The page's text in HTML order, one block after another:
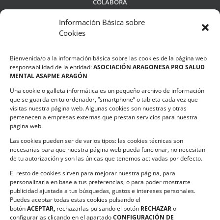
Información Básica sobre
Cookies
Bienvenida/o a la información básica sobre las cookies de la página web
responsabilidad de la entidad:ASOCIACIÓN ARAGONESA PRO SALUD
MENTAL ASAPME ARAGÓN
Una cookie o galleta informática es un pequeño archivo de información
que se guarda en tu ordenador, “smartphone” o tableta cada vez que
visitas nuestra página web. Algunas cookies son nuestras y otras
pertenecen a empresas externas que prestan servicios para nuestra
página web.
Las cookies pueden ser de varios tipos: las cookies técnicas son
necesarias para que nuestra página web pueda funcionar, no necesitan
de tu autorización y son las únicas que tenemos activadas por defecto.
El resto de cookies sirven para mejorar nuestra página, para
personalizarla en base a tus preferencias, o para poder mostrarte
publicidad ajustada a tus búsquedas, gustos e intereses personales.
Puedes aceptar todas estas cookies pulsando el
botónACEPTAR, rechazarlas pulsando el botón RECHAZARo
configurarlas clicando en el apartadoCONFIGURACIÓN DE
COLABORA
Política de privacidad
Compromiso de Protección de Datos
Política de Cookies
CONTACTO
C/ Ciudadela s/n. Parque Delicias.
50017 Zaragoza
Teléfono:976 532 499
Email:asapme@asapme.org